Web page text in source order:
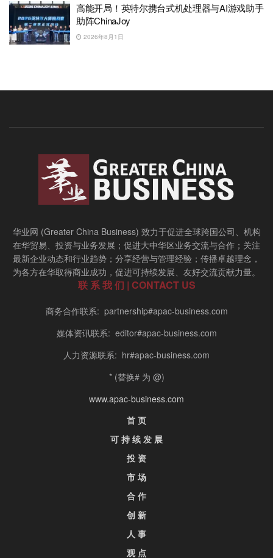
高能开局！英特尔携台式机处理器与AI游戏助手
助阵ChinaJoy
2026年8月1日
华业网 (Greater China Business) 致力于促进全球跨国公司、机构
在华贸易、投资与业务发展；促进大中华区业务交流与合作；关注
最新企业动态和行业趋势；分享经营与管理经验；传播卓越理念，
为各方在华取得商业成功，促进可持续发展、友好交流贡献力量。
联 系 我 们 | CONTACT US
商务合作联系: partnership#apac-business.com
媒体资讯联系: editor#apac-business.com
人力资源联系: hr#apac-business.com
* (替换# 为 @)
www.apac-business.com
首 页
可 持 续 发 展
投 资
市 场
合 作
创 新
人 事
观 点